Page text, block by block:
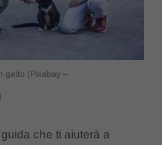
gatto (Pixabay –
che ti aiuterà a